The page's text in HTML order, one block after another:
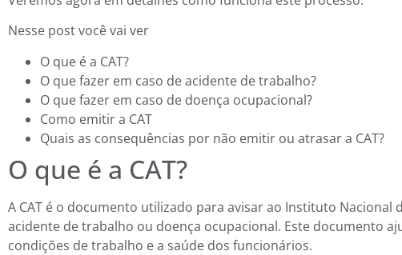
Nesse post você vai ver
O que é a CAT?
O que fazer em caso de acidente de trabalho?
O que fazer em caso de doença ocupacional?
Como emitir a CAT
Quais as consequências por não emitir ou atrasar a CAT?
O que é a CAT?
A CAT é o documento utilizado para avisar ao Instituto Nacional
acidente de trabalho ou doença ocupacional. Este documento
condições de trabalho e a saúde dos funcionários.